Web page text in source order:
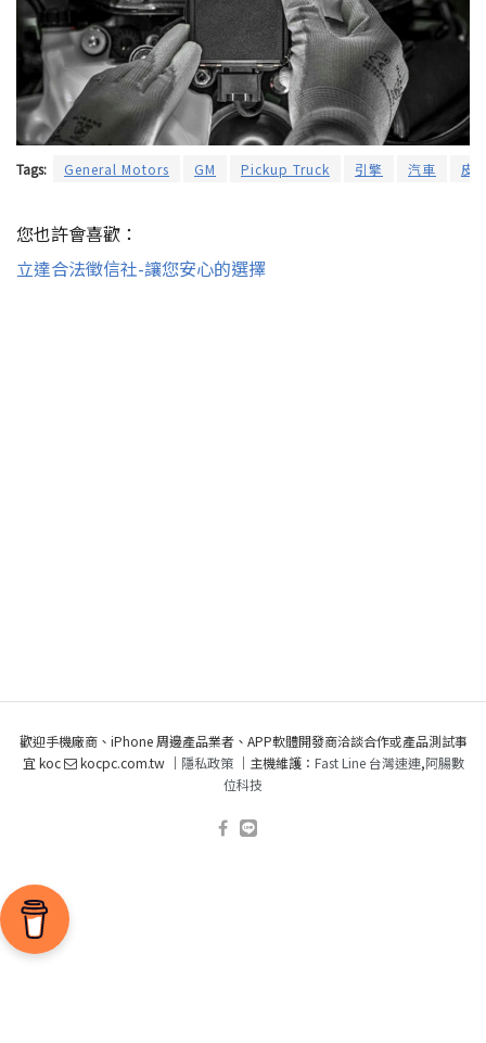
Tags: General Motors GM Pickup Truck 引擎 汽車 皮
您也許會喜歡：
立達合法徵信社-讓您安心的選擇
歡迎手機廠商、iPhone 周邊產品業者、APP軟體開發商洽談合作或產品測試事
宜 koc
kocpc.com.tw ｜ 隱私政策｜主機維護： Fast Line 台灣速連,阿腸數
位科技